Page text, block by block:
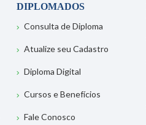
DIPLOMADOS
Consulta de Diploma
Atualize seu Cadastro
Diploma Digital
Cursos e Benefícios
Fale Conosco